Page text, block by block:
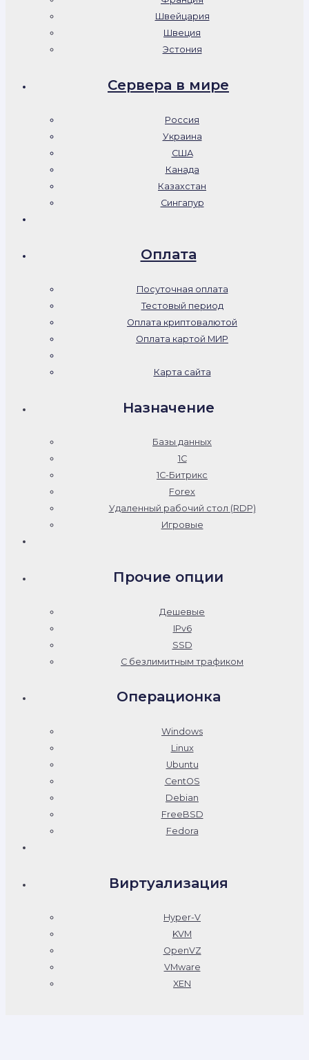
Швейцария
Швеция
Эстония
Сервера в мире
Россия
Украина
США
Канада
Казахстан
Сингапур
Оплата
Посуточная оплата
Тестовый период
Оплата криптовалютой
Оплата картой МИР
Карта сайта
Назначение
Базы данных
1С
1С-Битрикс
Forex
Удаленный рабочий стол (RDP)
Игровые
Прочие опции
Дешевые
IPv6
SSD
С безлимитным трафиком
Операционка
Windows
Linux
Ubuntu
CentOS
Debian
FreeBSD
Fedora
Виртуализация
Hyper-V
KVM
OpenVZ
VMware
XEN